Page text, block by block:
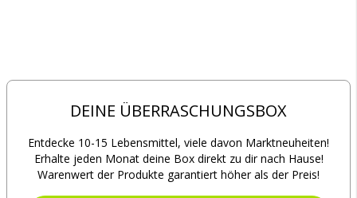
DEINE ÜBERRASCHUNGSBOX
Entdecke 10-15 Lebensmittel, viele davon Marktneuheiten!
Erhalte jeden Monat deine Box direkt zu dir nach Hause!
Warenwert der Produkte garantiert höher als der Preis!